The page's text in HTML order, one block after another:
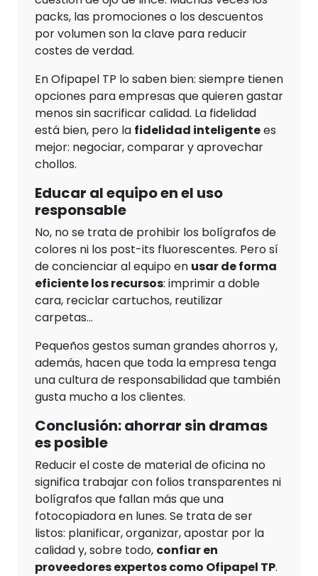
packs, las promociones o los descuentos
por volumen son la clave para reducir
costes de verdad.
En Ofipapel TP lo saben bien: siempre tienen
opciones para empresas que quieren gastar
menos sin sacrificar calidad. La fidelidad
está bien, pero la fidelidad inteligentees
mejor: negociar, comparar y aprovechar
chollos.
Educar al equipo en el uso
responsable
No, no se trata de prohibir los bolígrafos de
colores ni los post-its fluorescentes. Pero sí
de concienciar al equipo en usar de forma
eficiente los recursos: imprimir a doble
cara, reciclar cartuchos, reutilizar
carpetas…
Pequeños gestos suman grandes ahorros y,
además, hacen que toda la empresa tenga
una cultura de responsabilidad que también
gusta mucho a los clientes.
Conclusión: ahorrar sin dramas
es posible
Reducir el coste de material de oficina no
significa trabajar con folios transparentes ni
bolígrafos que fallan más que una
fotocopiadora en lunes. Se trata de ser
listos: planificar, organizar, apostar por la
calidad y, sobre todo, confiar en
proveedores expertos como Ofipapel TP.